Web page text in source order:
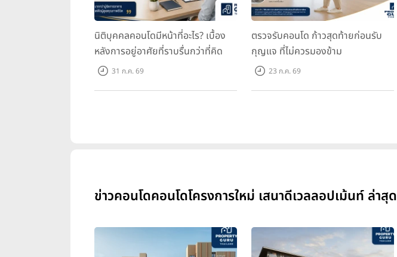
นิติบุคคลคอนโดมีหน้าที่อะไร? เบื้อง
หลังการอยู่อาศัยที่ราบรื่นกว่าที่คิด
31 ก.ค. 69
ตรวจรับคอนโด ก้าวสุดท้ายก่อนรับ
กุญแจ ที่ไม่ควรมองข้าม
23 ก.ค. 69
ข่าวคอนโดคอนโดโครงการใหม่ เสนาดีเวลลอปเม้นท์ ล่าสุด